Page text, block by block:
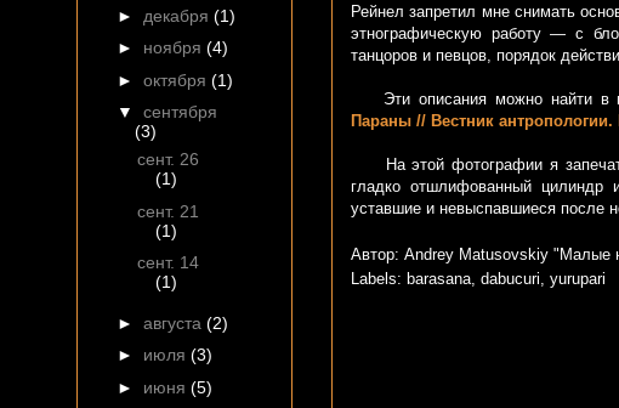
Рейнел запретил мне снимать
этнографическую работу — с
танцоров и певцов, порядок
Эти описания можно найти в
Параны // Вестник
На этой фотографии я
гладко отшлифованный цилиндр
уставшие и невыспавшиеся после
Автор: Andrey Matusovskiy "Малые
Labels: barasana, dabucuri, yurupari
► декабря (1)
► ноября (4)
► октября (1)
▼ сентября
(3)
сент. 26
(1)
сент. 21
(1)
сент. 14
(1)
► августа (2)
► июля (3)
► июня (5)